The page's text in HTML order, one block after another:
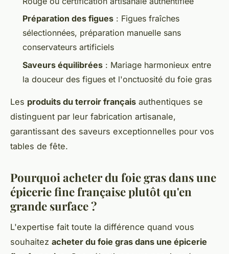
Préparation des figues : Figues fraîches
sélectionnées, préparation manuelle sans
conservateurs artificiels
Saveurs équilibrées : Mariage harmonieux entre
la douceur des figues et l'onctuosité du foie gras
Les produits du terroir français authentiques se
distinguent par leur fabrication artisanale,
garantissant des saveurs exceptionnelles pour vos
tables de fête.
Pourquoi acheter du foie gras dans une
épicerie fine française plutôt qu'en
grande surface ?
L'expertise fait toute la différence quand vous
souhaitez acheter du foie gras dans une épicerie